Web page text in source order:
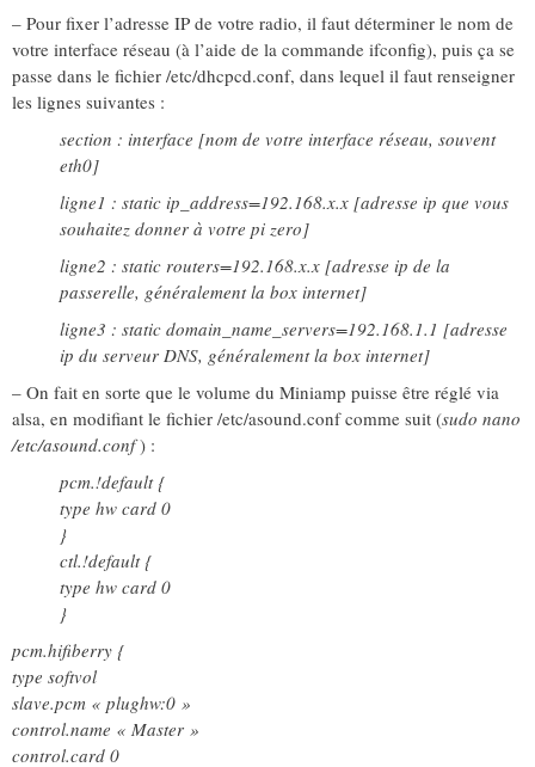
– Pour fixer l’adresse IP de votre radio, il faut déterminer le nom de
votre interface réseau (à l’aide de la commande ifconfig), puis ça se
passe dans le fichier /etc/dhcpcd.conf, dans lequel il faut renseigner
les lignes suivantes :
section : interface [nom de votre interface réseau, souvent
eth0]
ligne1 : static ip_address=192.168.x.x [adresse ip que vous
souhaitez donner à votre pi zero]
ligne2 : static routers=192.168.x.x [adresse ip de la
passerelle, généralement la box internet]
ligne3 : static domain_name_servers=192.168.1.1 [adresse
ip du serveur DNS, généralement la box internet]
– On fait en sorte que le volume du Miniamp puisse être réglé via
alsa, en modifiant le fichier /etc/asound.conf comme suit (sudo nano
/etc/asound.conf) :
pcm.!default {
type hw card 0
}
ctl.!default {
type hw card 0
}
pcm.hifiberry {
type softvol
slave.pcm « plughw:0 »
control.name « Master »
control.card 0